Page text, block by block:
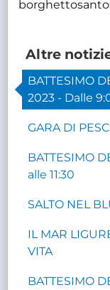
Altre
BATTESIMO
2023 - Dalle
GARA DI
BATTESIMO
alle 11:30
SALTO NEL
IL MAR
VITA
BATTESIMO